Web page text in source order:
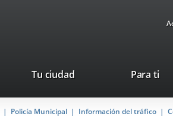
Tu ciudad Para ti
Policía Municipal Información del tráfico